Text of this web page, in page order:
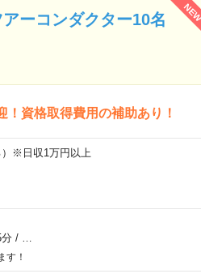
ーコンダクター10名
資格取得費用の補助あり！
）※日収1万円以上
/
す！